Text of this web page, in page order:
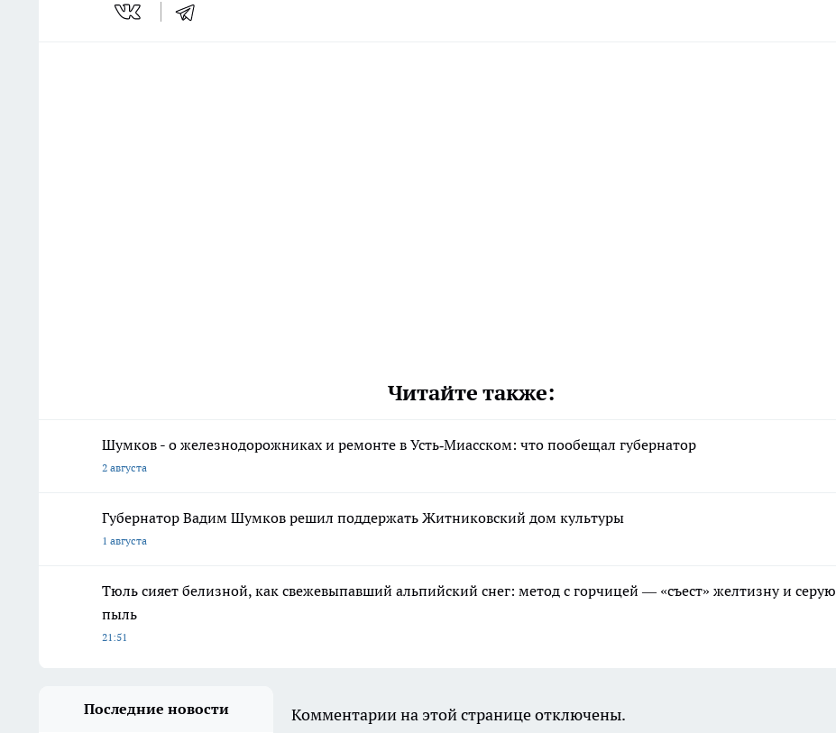
Читайте также:
Шумков - о железнодорожниках и ремонте в Усть‑Миасском: что пообещал губернатор
2 августа
Губернатор Вадим Шумков решил поддержать Житниковский дом культуры
1 августа
Тюль сияет белизной, как свежевыпавший альпийский снег: метод с горчицей — «съест» желтизну и серую
пыль
21:51
Последние новости Комментарии на этой странице отключены.